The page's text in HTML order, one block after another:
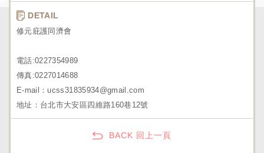
DETAIL
修元庇護同濟會
電話:0227354989
傳真:0227014688
E-mail：ucss31835934@gmail.com
地址：台北市大安區四維路160巷12號
BACK 回上一頁